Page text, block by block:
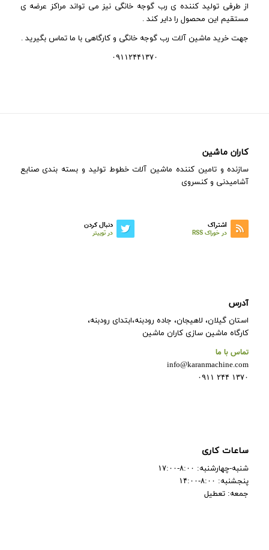
از طرفی تولید کننده ی رب گوجه خانگی نیز می تواند مراکز عرضه ی
مستقیم این محصول را دایر کند .
جهت خرید ماشین آلات رب گوجه خانگی و کارگاهی با ما تماس بگیرید .
۰۹۱۱۲۴۴۱۳۷۰
کاران ماشین
سازنده و تامین کننده ماشین آلات خطوط تولید و بسته بندی صنایع
آشامیدنی و کنسروی
دنبال کردن
در توییتر
اشتراک
در خوراک RSS
آدرس
استان گیلان، لاهیجان، جاده رودبنه،ابتدای رودبنه،
کارگاه ماشین سازی کاران ماشین
تماس با ما
info@karanmachine.com
۱۳۷۰ ۲۴۴ ۰۹۱۱
ساعات کاری
شنبه-چهارشنبه: ۸:۰۰-۱۷:۰۰
پنجشنبه: ۸:۰۰-۱۴:۰۰
جمعه: تعطیل